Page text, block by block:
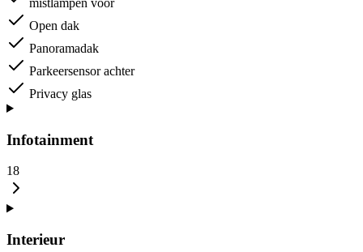
mistlampen voor
Open dak
Panoramadak
Parkeersensor achter
Privacy glas
Infotainment
18
Interieur